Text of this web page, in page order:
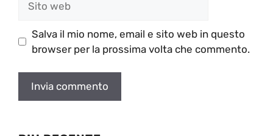
web
Salva il mio nome, email e sito web in questo
browser per la prossima volta che commento.